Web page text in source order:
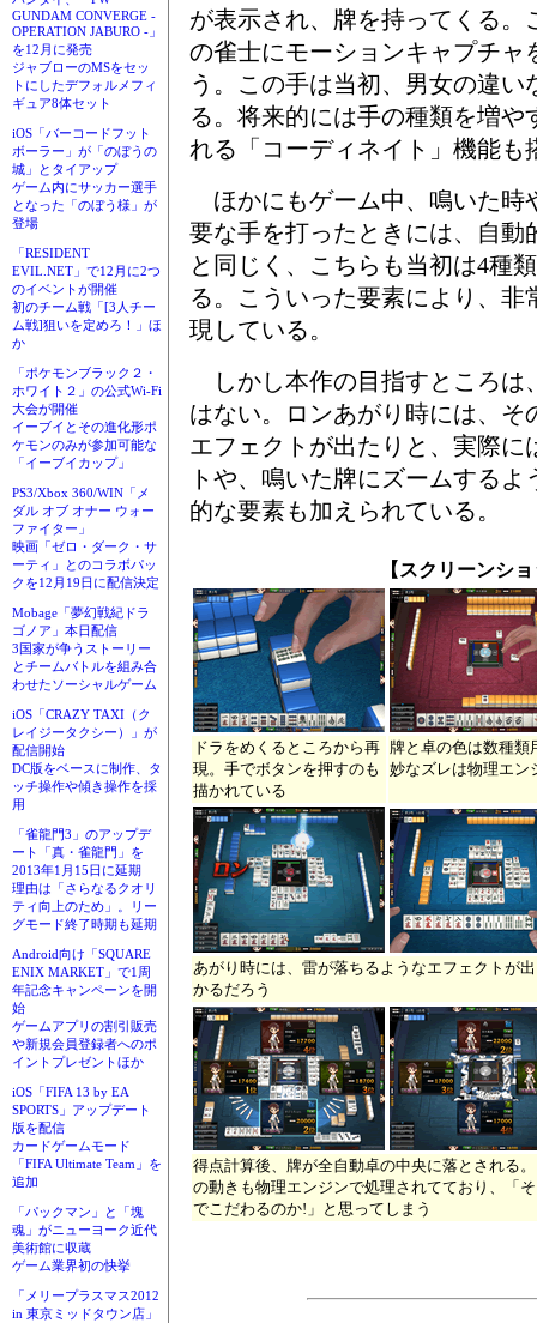
GUNDAM CONVERGE -
OPERATION JABURO -」
を12月に発売
ジャブローのMSをセッ
トにしたデフォルメフィ
ギュア8体セット
iOS「バーコードフット
ボーラー」が「のぼうの
城」とタイアップ
ゲーム内にサッカー選手
となった「のぼう様」が
登場
「RESIDENT
EVIL.NET」で12月に2つ
のイベントが開催
初のチーム戦「[3人チー
ム戦]狙いを定めろ！」ほ
か
「ポケモンブラック２・
ホワイト２」の公式Wi-Fi
大会が開催
イーブイとその進化形ポ
ケモンのみが参加可能な
「イーブイカップ」
PS3/Xbox 360/WIN「メ
ダル オブ オナー ウォー
ファイター」
映画「ゼロ・ダーク・サ
ーティ」とのコラボパッ
クを12月19日に配信決定
Mobage「夢幻戦紀ドラ
ゴノア」本日配信
3国家が争うストーリー
とチームバトルを組み合
わせたソーシャルゲーム
iOS「CRAZY TAXI（ク
レイジータクシー）」が
配信開始
DC版をベースに制作、タ
ッチ操作や傾き操作を採
用
「雀龍門3」のアップデ
ート「真・雀龍門」を
2013年1月15日に延期
理由は「さらなるクオリ
ティ向上のため」。リー
グモード終了時期も延期
Android向け「SQUARE
ENIX MARKET」で1周
年記念キャンペーンを開
始
ゲームアプリの割引販売
や新規会員登録者へのポ
イントプレゼントほか
iOS「FIFA 13 by EA
SPORTS」アップデート
版を配信
カードゲームモード
「FIFA Ultimate Team」を
追加
「パックマン」と「塊
魂」がニューヨーク近代
美術館に収蔵
ゲーム業界初の快挙
「メリープラスマス2012
in 東京ミッドタウン店」
が表示され、牌を持ってくる。
の雀士にモーションキャプチャ
う。この手は当初、男女の違い
る。将来的には手の種類を増や
れる「コーディネイト」機能も
ほかにもゲーム中、鳴いた時
要な手を打ったときには、自動
と同じく、こちらも当初は4種
る。こういった要素により、非
現している。
しかし本作の目指すところは
はない。ロンあがり時には、そ
エフェクトが出たりと、実際に
トや、鳴いた牌にズームする
的な要素も加えられている。
【スクリーンシ
ドラをめくるところから再
現。手でボタンを押すのも
描かれている
牌と卓の色は数種
妙なズレは物理エン
あがり時には、雷が落ちるようなエフェクトが
かるだろう
得点計算後、牌が全自動卓の中央に落とされる
の動きも物理エンジンで処理されてており、「
でこだわるのか!」と思ってしまう